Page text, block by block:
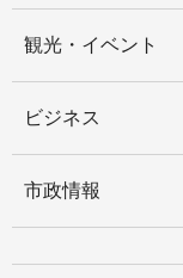
観光・イベント
ビジネス
市政情報